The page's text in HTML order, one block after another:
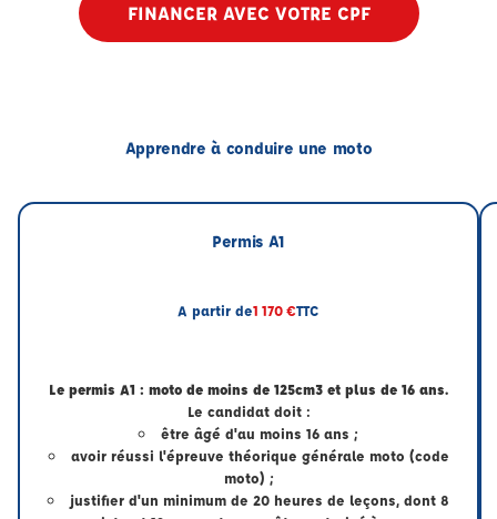
FINANCER AVEC VOTRE CPF
Apprendre à conduire une moto
Permis A1
A partir de1 170 €TTC
Le permis A1 : moto de moins de 125cm3 et plus de 16 ans.
Le candidat doit :
être âgé d'au moins 16 ans ;
avoir réussi l'épreuve théorique générale moto (code
moto) ;
justifier d'un minimum de 20 heures de leçons, dont 8